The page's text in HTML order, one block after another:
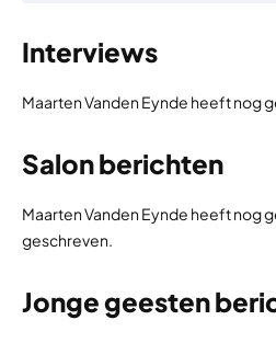
Interviews
Maarten Vanden Eynde heeft nog
Salon berichten
Maarten Vanden Eynde heeft nog
geschreven.
Jonge geesten